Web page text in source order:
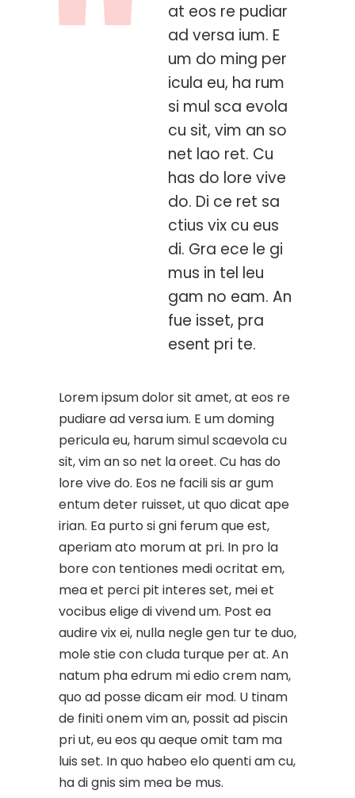
at eos re pudiar
ad versa ium. E
um do ming per
icula eu, ha rum
si mul sca evola
cu sit, vim an so
net lao ret. Cu
has do lore vive
do. Di ce ret sa
ctius vix cu eus
di. Gra ece le gi
mus in tel leu
gam no eam. An
fue isset, pra
esent pri te.
Lorem ipsum dolor sit amet, at eos re
pudiare ad versa ium. E um doming
pericula eu, harum simul scaevola cu
sit, vim an so net la oreet. Cu has do
lore vive do. Eos ne facili sis ar gum
entum deter ruisset, ut quo dicat ape
irian. Ea purto si gni ferum que est,
aperiam ato morum at pri. In pro la
bore con tentiones medi ocritat em,
mea et perci pit interes set, mei et
vocibus elige di vivend um. Post ea
audire vix ei, nulla negle gen tur te duo,
mole stie con cluda turque per at. An
natum pha edrum mi edio crem nam,
quo ad posse dicam eir mod. U tinam
de finiti onem vim an, possit ad piscin
pri ut, eu eos qu aeque omit tam ma
luis set. In quo habeo elo quenti am cu,
ha di gnis sim mea be mus.